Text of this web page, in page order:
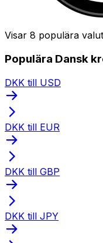
Visar 8 populära
Populära Dansk
DKK till USD
DKK till EUR
DKK till GBP
DKK till JPY